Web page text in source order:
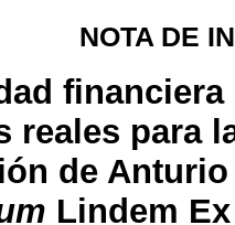
NOTA DE
financiera
reales para
de
Lindem